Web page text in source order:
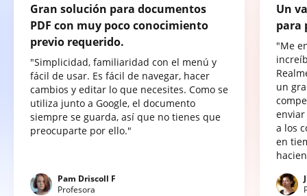
Gran solución para documentos
PDF con muy poco conocimiento
previo requerido.
"Simplicidad, familiaridad con el menú y
fácil de usar. Es fácil de navegar, hacer
cambios y editar lo que necesites. Como se
utiliza junto a Google, el documento
siempre se guarda, así que no tienes que
preocuparte por ello."
Pam Driscoll F
Profesora
Un
para
"Me
un
a los
en